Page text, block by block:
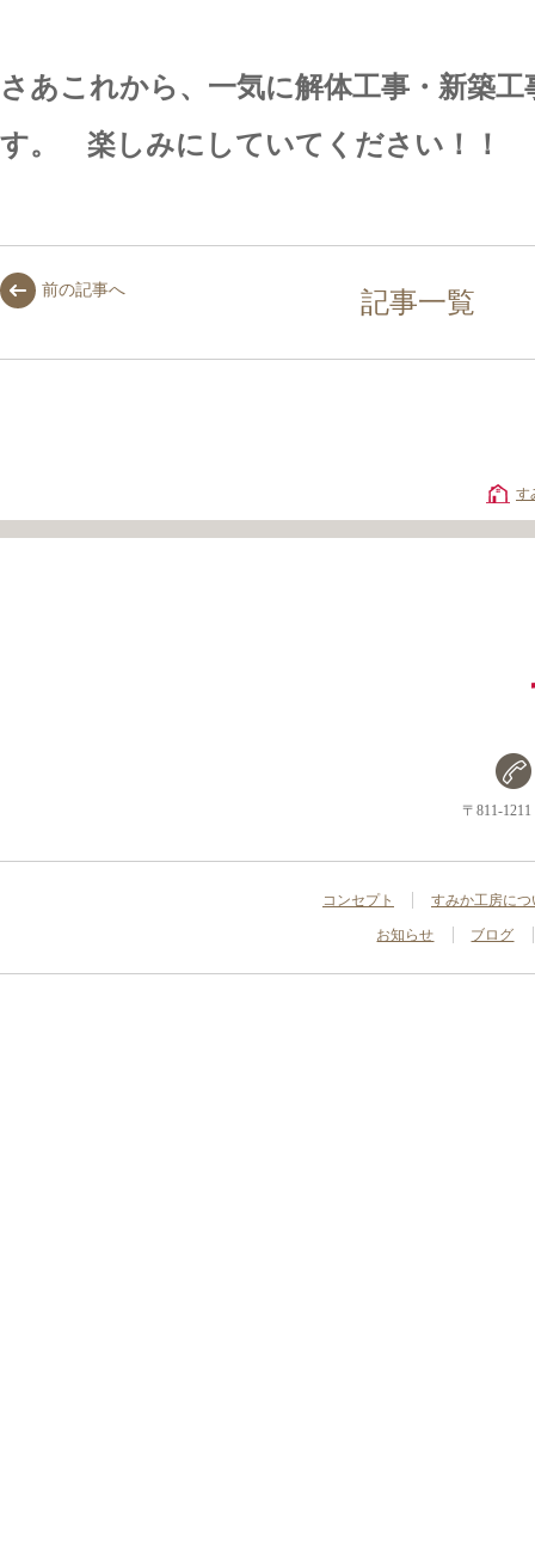
さあこれから、一気に解体工事・新築
す。 楽しみにしていてください！！
前の記事へ 記事一覧
す
〒811-
コンセプト すみか工房につ
お知らせ ブログ